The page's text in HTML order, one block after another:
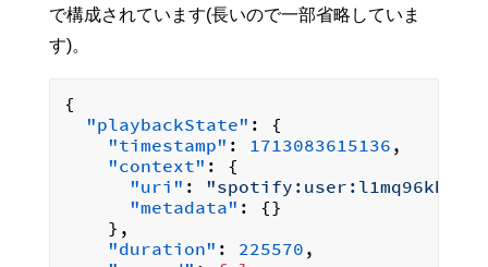
で構成されています(長いので一部省略していま
す)。
{
"playbackState" :
{
"timestamp" : 1713083615136 ,
"context" :
{
"uri" :
"metadata" : {}
} ,
"duration" : 225570 ,